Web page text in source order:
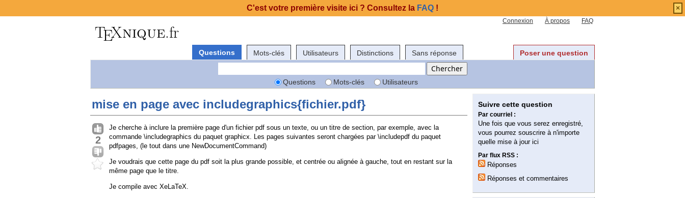
Connexion À propos FAQ
Questions Mots-clés Utilisateurs Distinctions Sans réponse Poser une question
Questions Mots-clés Utilisateurs
mise en page avec includegraphics{fichier.pdf}
2
Je cherche à inclure la première page d'un fichier pdf sous un texte, ou un titre de section, par exemple, avec la
commande \includegraphics du paquet graphicx. Les pages suivantes seront chargées par \includepdf du paquet
pdfpages, (le tout dans une NewDocumentCommand)
Je voudrais que cette page du pdf soit la plus grande possible, et centrée ou alignée à gauche, tout en restant sur la
même page que le titre.
Je compile avec XeLaTeX.
Suivre cette question
Par courriel :
Une fois que vous serez enregistré,
vous pourrez souscrire à n'importe
quelle mise à jour ici
Par flux RSS :
Réponses
Réponses et commentaires
C'est votre première visite ici ? Consultez la FAQ ! ×